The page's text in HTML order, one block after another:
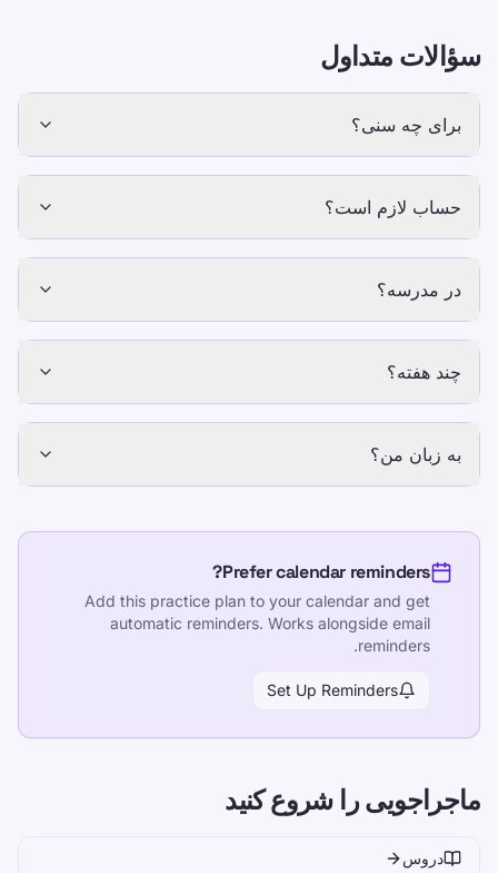
سؤالات متداول
برای چه سنی؟
حساب لازم است؟
در مدرسه؟
چند هفته؟
به زبان من؟
Prefer calendar reminders?
Add this practice plan to your calendar and get
automatic reminders. Works alongside email
reminders.
Set Up Reminders
ماجراجویی را شروع کنید
دروس